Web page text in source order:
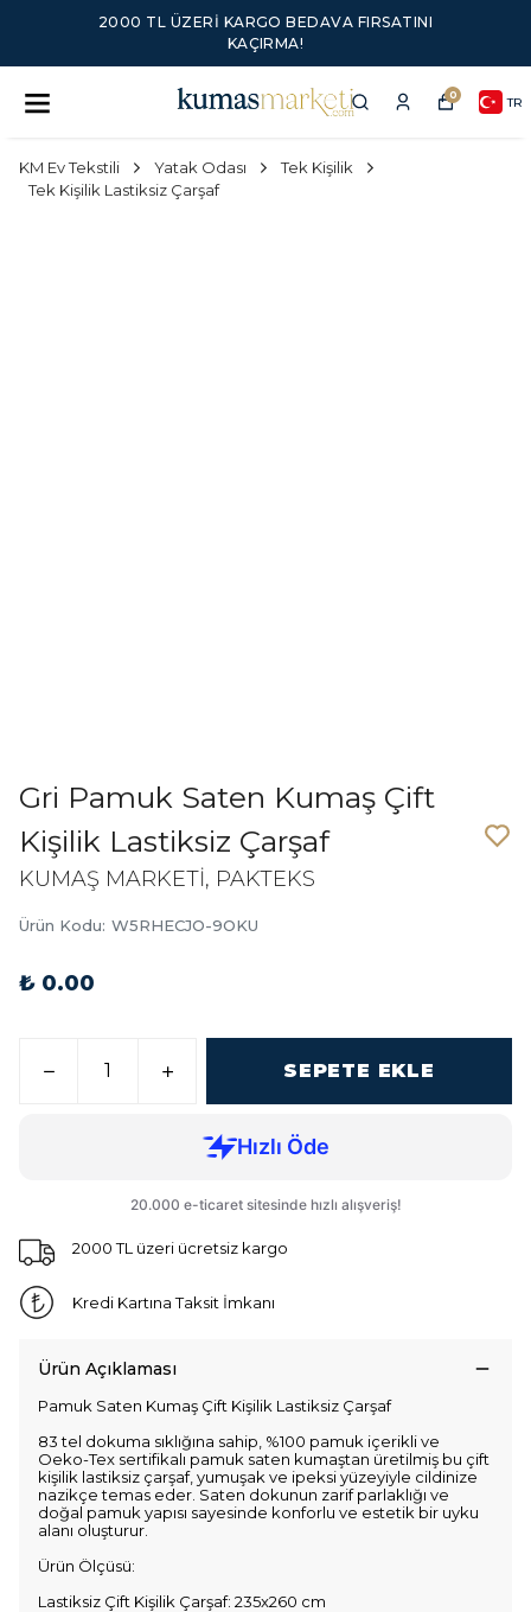
2000 TL ÜZERI KARGO BEDAVA FIRSATINI
KAÇIRMA!
0 TR
KM Ev Tekstili Yatak Odası
Tek Kişilik
Tek Kişilik Lastiksiz Çarşaf
Gri Pamuk Saten Kumaş Çift
Kişilik Lastiksiz Çarşaf
KUMAŞ MARKETİ, PAKTEKS
Ürün Kodu: W5RHECJO-9OKU
₺ 0.00
SEPETE EKLE
2000 TL üzeri ücretsiz kargo
Kredi Kartına Taksit İmkanı
Ürün Açıklaması
Pamuk Saten Kumaş Çift Kişilik Lastiksiz Çarşaf
83 tel dokuma sıklığına sahip, %100 pamuk içerikli ve
Oeko-Tex sertifikalı pamuk saten kumaştan üretilmiş bu çift
kişilik lastiksiz çarşaf, yumuşak ve ipeksi yüzeyiyle cildinize
nazikçe temas eder. Saten dokunun zarif parlaklığı ve
doğal pamuk yapısı sayesinde konforlu ve estetik bir uyku
alanı oluşturur.
Ürün Ölçüsü:
Lastiksiz Çift Kişilik Çarşaf: 235x260 cm